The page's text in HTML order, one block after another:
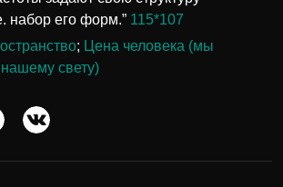
набор его форм.” 115*107
; Цена человека (мы
свету)